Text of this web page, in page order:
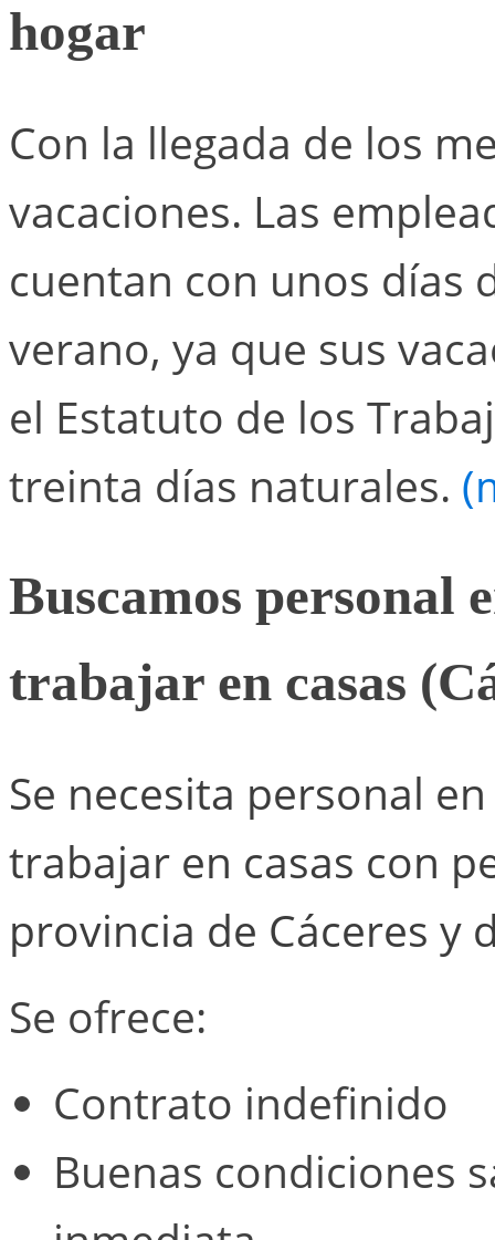
hogar
Con la llegada de los
vacaciones. Las
cuentan con unos días
verano, ya que sus
el Estatuto de los
treinta días naturales.
Buscamos personal
trabajar en casas
Se necesita personal
trabajar en casas con
provincia de Cáceres y
Se ofrece:
Contrato indefinido
Buenas condiciones